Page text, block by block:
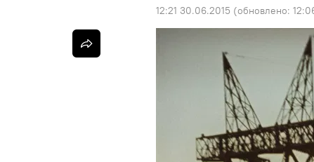
12:21 30.06.2015 (обновлено: